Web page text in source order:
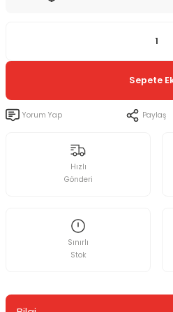
Sepete
Yorum Yap Paylaş
Hızlı
Gönderi
Sınırlı
Stok